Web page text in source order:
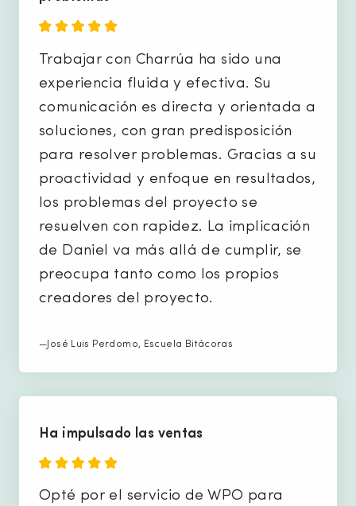
Trabajar con Charrúa ha sido una
experiencia fluida y efectiva. Su
comunicación es directa y orientada a
soluciones, con gran predisposición
para resolver problemas. Gracias a su
proactividad y enfoque en resultados,
los problemas del proyecto se
resuelven con rapidez. La implicación
de Daniel va más allá de cumplir, se
preocupa tanto como los propios
creadores del proyecto.
—José Luis Perdomo, Escuela Bitácoras
Ha impulsado las ventas
Opté por el servicio de WPO para